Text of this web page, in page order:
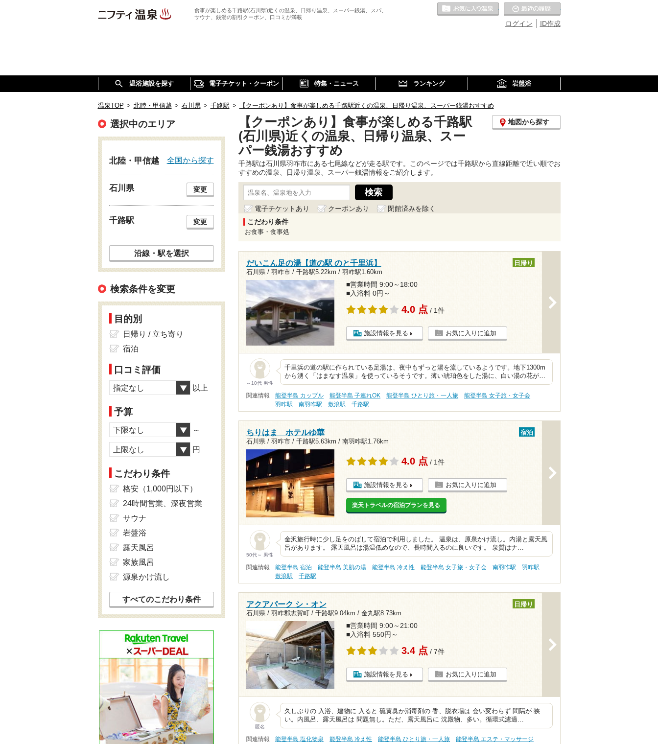
食事が楽しめる千路駅(石川県)近くの温泉、日帰り温泉、スーパー銭湯、スパ、
サウナ、銭湯の割引クーポン、口コミが満載
ID作成
ログイン
お気に入りの温泉
温浴施設を探す 電子チケット・クーポン 特集・ニュース ランキング 岩盤浴
温泉TOP > 北陸・甲信越 > 石川県 > 千路駅 > 【クーポンあり】食事が楽しめる千路駅近くの温泉、日帰り温泉、スーパー銭湯おすすめ
【クーポンあり】食事が楽しめる千路駅
(石川県)近くの温泉、日帰り温泉、スー
パー銭湯おすすめ
地図から探す
千路駅は石川県羽咋市にある七尾線などが走る駅です。このページでは千路駅から直線距離で近い順でお
すすめの温泉、日帰り温泉、スーパー銭湯情報をご紹介します。
電子チケットあり クーポンあり
閉館済みを除く
こだわり条件
お食事・食事処
だいこん足の湯【道の駅 のと千里浜】
石川県 / 羽咋市 / 千路駅5.22km / 羽咋駅1.60km
日帰り
■営業時間 9:00～18:00
■入浴料 0円～
4.0 点 / 1件
施設情報を見る お気に入りに追加
～10代 男性
千里浜の道の駅に作られている足湯は、夜中もずっと湯を流しているようです。地下1300m
から湧く「はまなす温泉」を使っているそうです。薄い琥珀色をした湯に、白い湯の花が…
関連情報 能登半島 カップル 能登半島 子連れOK 能登半島 ひとり旅・一人旅
能登半島 女子旅・女子会
羽咋駅
南羽咋駅 敷浪駅 千路駅
ちりはま ホテルゆ華
石川県 / 羽咋市 / 千路駅5.63km / 南羽咋駅1.76km
宿泊
4.0 点 / 1件
施設情報を見る お気に入りに追加
楽天トラベルの宿泊プランを見る
50代～ 男性
金沢旅行時に少し足をのばして宿泊で利用しました。 温泉は、原泉かけ流し。内湯と露天風
呂があります。 露天風呂は湯温低めなので、長時間入るのに良いです。 泉質はナ…
関連情報 能登半島 宿泊 能登半島 美肌の湯 能登半島 冷え性 能登半島 女子旅・女子会 南羽咋駅
羽咋駅
敷浪駅
千路駅
アクアパーク シ・オン
石川県 / 羽咋郡志賀町 / 千路駅9.04km / 金丸駅8.73km
日帰り
■営業時間 9:00～21:00
■入浴料 550円～
3.4 点 / 7件
施設情報を見る お気に入りに追加
匿名
久しぶりの 入浴、建物に 入ると 硫黄臭か消毒剤の 香、脱衣場は 会い変わらず 間隔が 狭
い。内風呂、露天風呂は 問題無し。ただ、露天風呂に 沈殿物、多い。循環式濾過…
関連情報 能登半島 塩化物泉 能登半島 冷え性 能登半島 ひとり旅・一人旅
能登半島 エステ・マッサージ
選択中のエリア
北陸・甲信越 全国から探す
石川県 変更
千路駅 変更
沿線・駅を選択
検索条件を変更
目的別
日帰り / 立ち寄り
宿泊
口コミ評価
指定なし 以上
予算
下限なし ～
上限なし 円
こだわり条件
格安（1,000円以下）
24時間営業、深夜営業
サウナ
岩盤浴
露天風呂
家族風呂
源泉かけ流し
すべてのこだわり条件